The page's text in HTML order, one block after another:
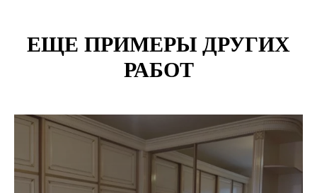
ЕЩЕ ПРИМЕРЫ ДРУГИХ
РАБОТ